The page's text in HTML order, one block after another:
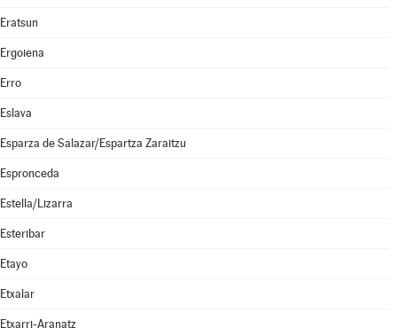
Eratsun
Ergoiena
Erro
Eslava
Esparza de Salazar/Espartza Zaraitzu
Espronceda
Estella/Lizarra
Esteribar
Etayo
Etxalar
Etxarri-Aranatz